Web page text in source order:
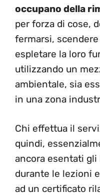
occupano della
per forza di cose,
fermarsi,
espletare la loro
utilizzando un
ambientale, sia
in una zona
Chi effettua il
quindi,
ancora esentati
durante le lezioni
ad un certificato